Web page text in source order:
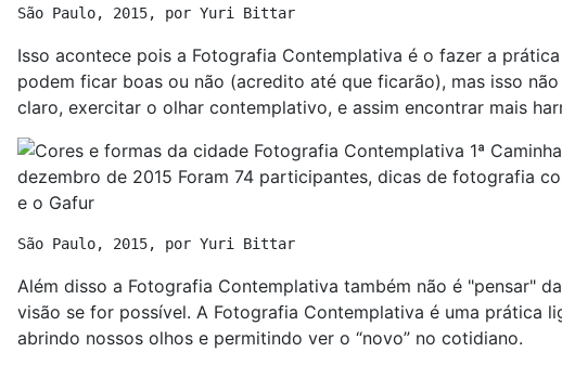
São Paulo, 2015, por Yuri Bittar
Isso acontece pois a Fotografia Contemplativa é o fazer a
podem ficar boas ou não (acredito até que ficarão), mas isso
claro, exercitar o olhar contemplativo, e assim encontrar mais
São Paulo, 2015, por Yuri Bittar
Além disso a Fotografia Contemplativa também não é "pensar"
visão se for possível. A Fotografia Contemplativa é uma prática
abrindo nossos olhos e permitindo ver o “novo” no cotidiano.